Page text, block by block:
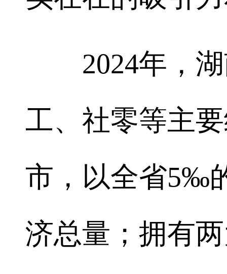
2024年，湖
工、社零等主
市，以全省5‰
济总量；拥有